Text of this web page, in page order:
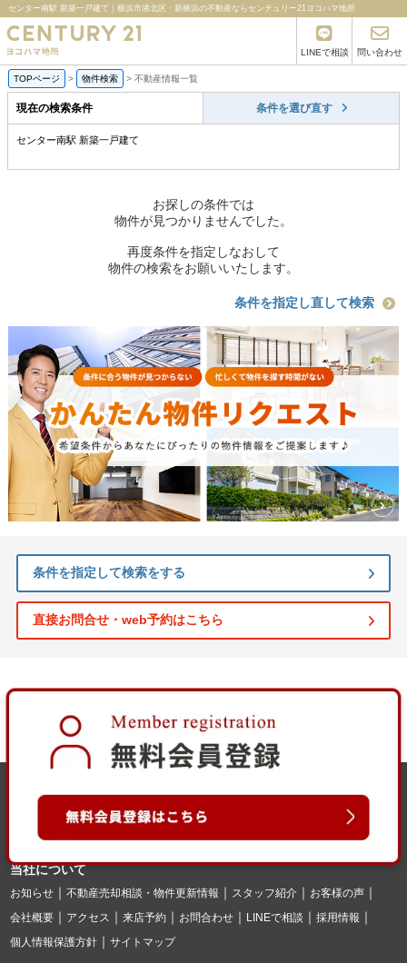
センター南駅 新築一戸建て｜横浜市港北区・新横浜の不動産ならセンチュリー21ヨコハマ地所
LINEで相談 問い合わせ
TOPページ > 物件検索 > 不動産情報一覧
現在の検索条件 条件を選び直す
センター南駅 新築一戸建て
お探しの条件では
物件が見つかりませんでした。
再度条件を指定しなおして
物件の検索をお願いいたします。
条件を指定し直して検索
条件を指定して検索をする
直接お問合せ・web予約はこちら
当社について
お知らせ 不動産売却相談・物件更新情報 スタッフ紹介
お客様の声
会社概要
アクセス 来店予約 お問合わせ LINEで相談
採用情報
個人情報保護方針
サイトマップ